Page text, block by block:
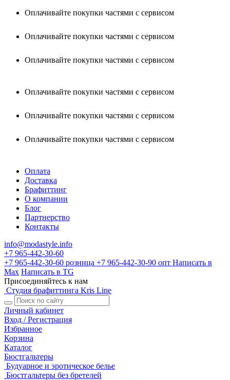
Оплачивайте покупки частями с сервисом
Оплачивайте покупки частями с сервисом
Оплачивайте покупки частями с сервисом
Оплачивайте покупки частями с сервисом
Оплачивайте покупки частями с сервисом
Оплачивайте покупки частями с сервисом
Оплата
Доставка
Брафиттинг
О компании
Блог
Партнерство
Контакты
info@modastyle.info
+7 965-442-30-60
+7 965-442-30-60 розница +7 965-442-30-90 опт Написать в
Max Написать в TG
Присоединяйтесь к нам
Студия брафиттинга Kris Line
Личный кабинет
Вход / Регистрация
Избранное
Корзина
Каталог
Бюстгальтеры
Будуарное и эротическое белье
Бюстгальтеры без бретелей